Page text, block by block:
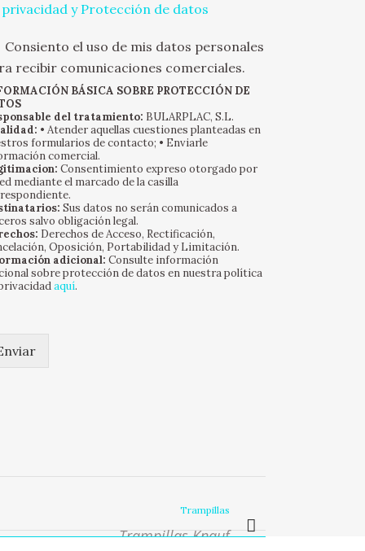
privacidad y Protección de datos
Consiento el uso de mis datos personales
recibir comunicaciones comerciales.
BÁSICA SOBRE PROTECCIÓN DE
del tratamiento: BULARPLAC, S.L.
• Atender aquellas cuestiones planteadas en
formularios de contacto; • Enviarle
comercial.
Consentimiento expreso otorgado por
mediante el marcado de la casilla
Sus datos no serán comunicados a
salvo obligación legal.
Derechos de Acceso, Rectificación,
Oposición, Portabilidad y Limitación.
adicional: Consulte información
sobre protección de datos en nuestra política
aquí.
Trampillas
Trampillas Knauf